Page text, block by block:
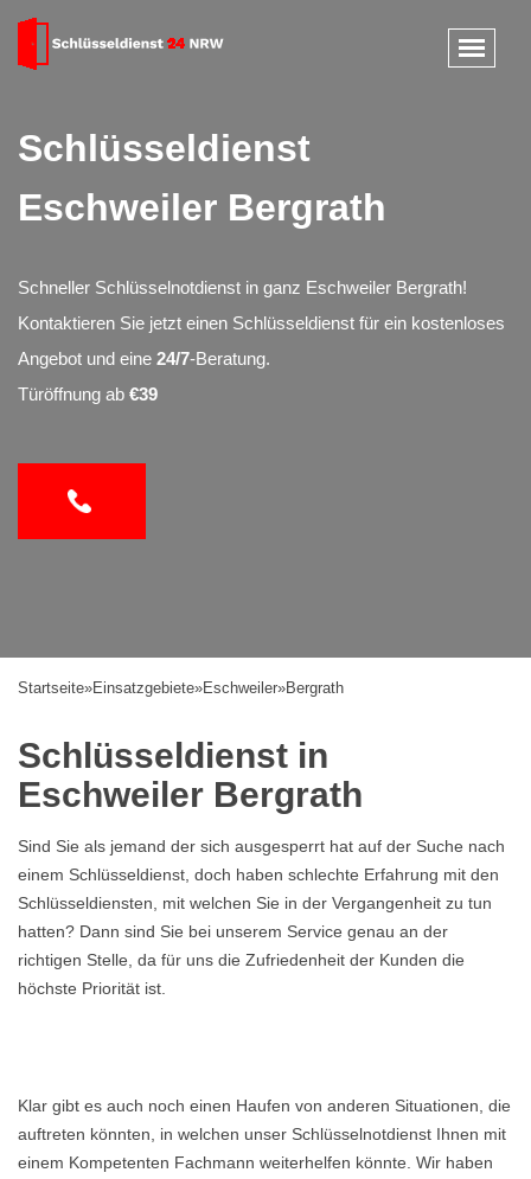
Schlüsseldienst
Eschweiler Bergrath
Schneller Schlüsselnotdienst in ganz Eschweiler Bergrath!
Kontaktieren Sie jetzt einen Schlüsseldienst für ein kostenloses
Angebot und eine 24/7-Beratung.
Türöffnung ab €39
Startseite»Einsatzgebiete»Eschweiler»Bergrath
Schlüsseldienst in
Eschweiler Bergrath
Sind Sie als jemand der sich ausgesperrt hat auf der Suche nach
einem Schlüsseldienst, doch haben schlechte Erfahrung mit den
Schlüsseldiensten, mit welchen Sie in der Vergangenheit zu tun
hatten? Dann sind Sie bei unserem Service genau an der
richtigen Stelle, da für uns die Zufriedenheit der Kunden die
höchste Priorität ist.
Klar gibt es auch noch einen Haufen von anderen Situationen, die
auftreten könnten, in welchen unser Schlüsselnotdienst Ihnen mit
einem Kompetenten Fachmann weiterhelfen könnte. Wir haben